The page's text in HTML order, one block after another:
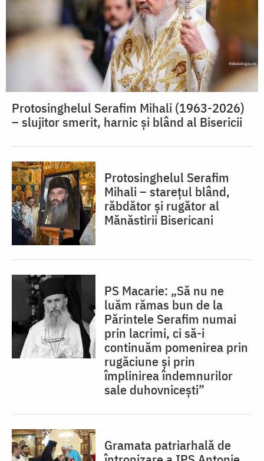
Protosinghelul Serafim Mihali (1963-2026)
– slujitor smerit, harnic și blând al Bisericii
Protosinghelul Serafim
Mihali – starețul blând,
răbdător și rugător al
Mănăstirii Bisericani
PS Macarie: „Să nu ne
luăm rămas bun de la
Părintele Serafim numai
prin lacrimi, ci să-i
continuăm pomenirea prin
rugăciune și prin
împlinirea îndemnurilor
sale duhovnicești”
Gramata patriarhală de